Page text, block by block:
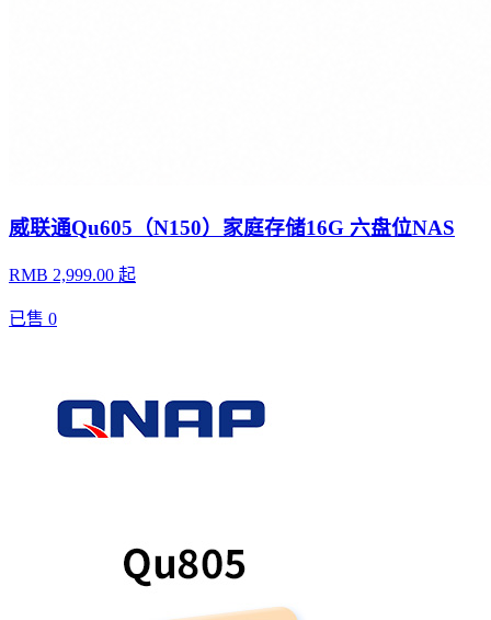
威联通Qu605（N150）家庭存储16G 六盘位NAS
RMB 2,999.00 起
已售 0